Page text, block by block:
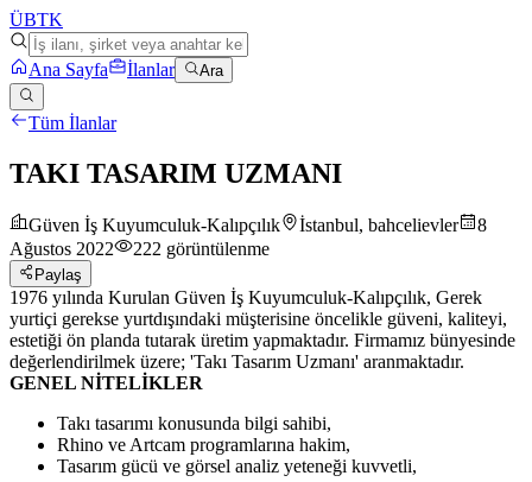
ÜBTK
Ana Sayfa İlanlar Ara
Tüm İlanlar
TAKI TASARIM UZMANI
Güven İş Kuyumculuk-Kalıpçılık İstanbul, bahcelievler
8
Ağustos 2022
222 görüntülenme
Paylaş
1976 yılında Kurulan Güven İş Kuyumculuk-Kalıpçılık, Gerek
yurtiçi gerekse yurtdışındaki müşterisine öncelikle güveni, kaliteyi,
estetiği ön planda tutarak üretim yapmaktadır. Firmamız bünyesinde
değerlendirilmek üzere; 'Takı Tasarım Uzmanı' aranmaktadır.
GENEL NİTELİKLER
Takı tasarımı konusunda bilgi sahibi,
Rhino ve Artcam programlarına hakim,
Tasarım gücü ve görsel analiz yeteneği kuvvetli,